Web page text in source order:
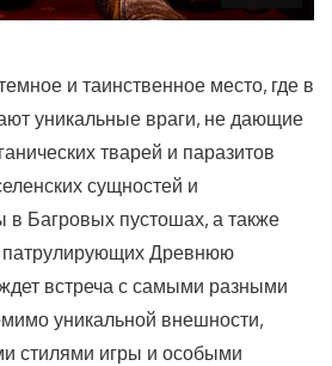
и таинственное место, где в
уникальные враги, не дающие
тварей и паразитов
сущностей и
Багровых пустошах, а также
патрулирующих Древнюю
встреча с самыми разными
уникальной внешности,
стилями игры и особыми